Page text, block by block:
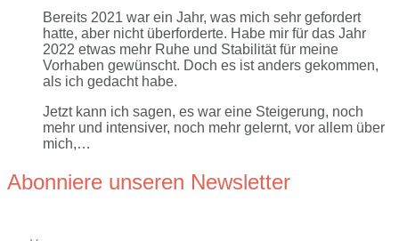
Bereits 2021 war ein Jahr, was mich sehr gefordert
hatte, aber nicht überforderte. Habe mir für das Jahr
2022 etwas mehr Ruhe und Stabilität für meine
Vorhaben gewünscht. Doch es ist anders gekommen,
als ich gedacht habe.
Jetzt kann ich sagen, es war eine Steigerung, noch
mehr und intensiver, noch mehr gelernt, vor allem über
mich,…
Abonniere unseren Newsletter